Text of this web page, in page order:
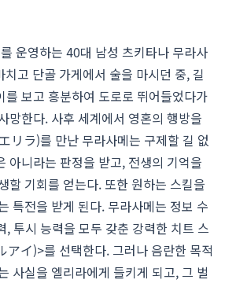
운영하는 40대 남성 츠키타나 무라사
고 단골 가게에서 술을 마시던 중, 길
를 보고 흥분하여 도로로 뛰어들었다가
망한다. 사후 세계에서 영혼의 행방을
リラ)를 만난 무라사메는 구제할 길 없
아니라는 판정을 받고, 전생의 기억을
할 기회를 얻는다. 또한 원하는 스킬을
특전을 받게 된다. 무라사메는 정보 수
, 투시 능력을 모두 갖춘 강력한 치트 스
アイ)>를 선택한다. 그러나 음란한 목적
사실을 엘리라에게 들키게 되고, 그 벌